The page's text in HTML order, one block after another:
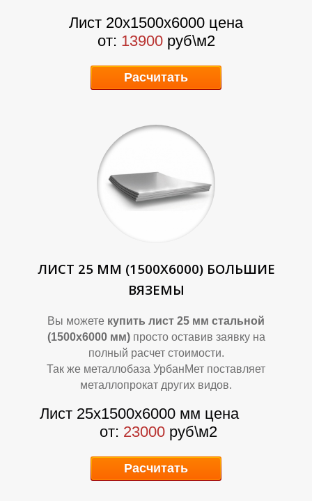
Р
Лист 20х1500х6000 цена
от: 13900 руб\м2
Расчитать
ЛИСТ 25 ММ (1500Х6000) БОЛЬШИЕ
ВЯЗЕМЫ
Вы можете купить лист 25 мм стальной
(1500х6000 мм) просто оставив заявку на
полный расчет стоимости.
Так же металлобаза УрбанМет поставляет
металлопрокат других видов.
Лист 25х1500х6000 мм цена
от: 23000руб\м2
Расчитать
Р